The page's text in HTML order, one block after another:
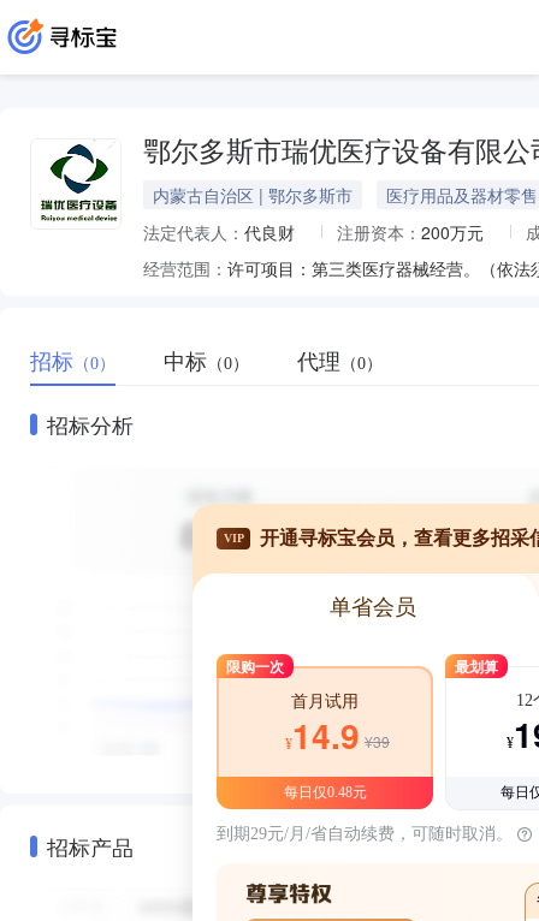
鄂尔多斯市瑞优医疗设备有限公
内蒙古自治区 | 鄂尔多斯市
医疗用品及器材零售
法定代表人： 代良财 注册资本： 200万元
经营范围：
招标 （0） 中标 （0） 代理 （0）
招标分析
招标产品
VIP 开通寻标宝会员，查看更多招采
单省会员
限购一次
首月试用
¥14.9 ¥39
每日仅0.48元
最划算
12
¥
每日
到期29元/月/省自动续费，可随时取消。